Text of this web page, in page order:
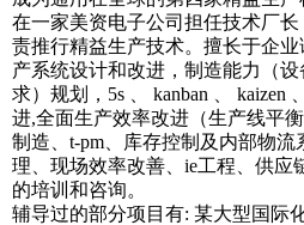
在一家美资电子公司担任技术厂
责推行精益生产技术。擅长于企
产系统设计和改进，制造能力（
求）规划，5s 、 kanban 、 kaizen
进,全面生产效率改进（生产线平
制造、t-pm、库存控制及内部物流
理、现场效率改善、ie工程、供应
的培训和咨询。
辅导过的部分项目有: 某大型国际